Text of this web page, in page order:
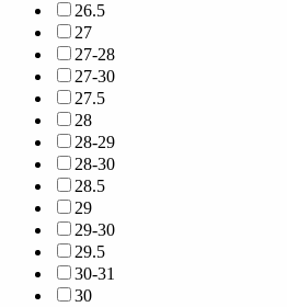
26.5
27
27-28
27-30
27.5
28
28-29
28-30
28.5
29
29-30
29.5
30-31
30